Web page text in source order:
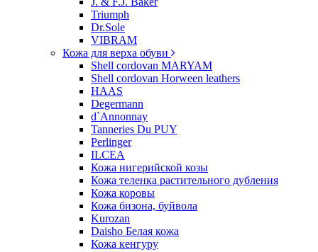
Triumph
Dr.Sole
VIBRAM
Кожа для верха обуви
Shell cordovan MARYAM
Shell cordovan Horween leathers
HAAS
Degermann
d`Annonnay
Tanneries Du PUY
Perlinger
ILCEA
Кожа нигерийской козы
Кожа теленка растительного дубления
Кожа коровы
Кожа бизона, буйвола
Kurozan
Daisho Белая кожа
Кожа кенгуру